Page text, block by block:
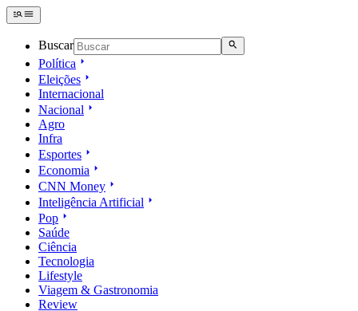
Buscar
Política
Eleições
Internacional
Nacional
Agro
Infra
Esportes
Economia
CNN Money
Inteligência Artificial
Pop
Saúde
Ciência
Tecnologia
Lifestyle
Viagem & Gastronomia
Review